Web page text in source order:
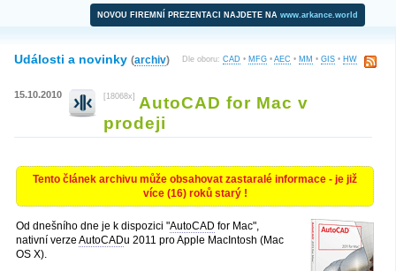
NOVOU FIREMNÍ PREZENTACI NAJDETE NA www.arkance.world
Dle oboru: CAD • MFG • AEC • MM • GIS • HW
Události a novinky (archiv)
15.10.2010 [18068x]
AutoCAD for Mac v
prodeji
Tento článek archivu může obsahovat zastaralé informace - je již
více (16) roků starý !
Od dnešního dne je k dispozici "AutoCAD for Mac",
nativní verze AutoCADu 2011 pro Apple MacIntosh (Mac
OS X).